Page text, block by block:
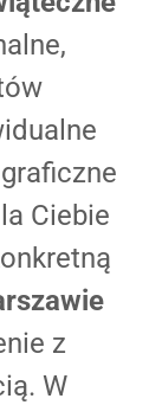
Ciebie
z
W